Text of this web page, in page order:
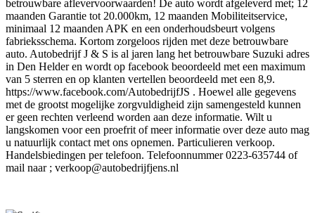
betrouwbare aflevervoorwaarden! De auto wordt afgeleverd met; 12
maanden Garantie tot 20.000km, 12 maanden Mobiliteitservice,
minimaal 12 maanden APK en een onderhoudsbeurt volgens
fabrieksschema. Kortom zorgeloos rijden met deze betrouwbare
auto. Autobedrijf J & S is al jaren lang het betrouwbare Suzuki adres
in Den Helder en wordt op facebook beoordeeld met een maximum
van 5 sterren en op klanten vertellen beoordeeld met een 8,9.
https://www.facebook.com/AutobedrijfJS . Hoewel alle gegevens
met de grootst mogelijke zorgvuldigheid zijn samengesteld kunnen
er geen rechten verleend worden aan deze informatie. Wilt u
langskomen voor een proefrit of meer informatie over deze auto mag
u natuurlijk contact met ons opnemen. Particulieren verkoop.
Handelsbiedingen per telefoon. Telefoonnummer 0223-635744 of
mail naar ; verkoop@autobedrijfjens.nl